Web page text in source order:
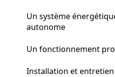
Un système
autonome
Un fonctionnement
Installation et entretien